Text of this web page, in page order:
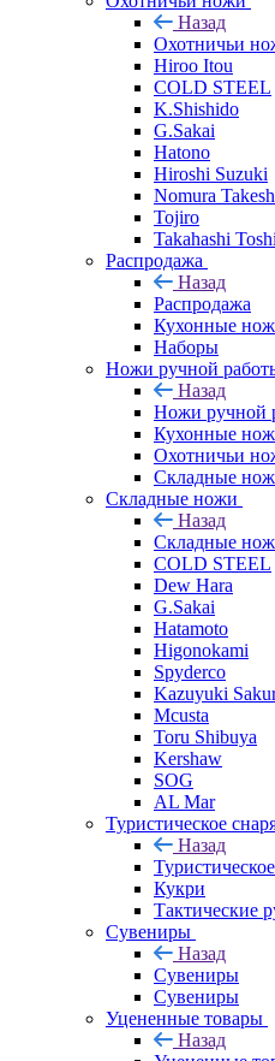
Назад
Охотничьи
Hiroo Itou
COLD STEEL
K.Shishido
G.Sakai
Hatono
Hiroshi Suzuki
Nomura
Tojiro
Takahashi
Распродажа
Назад
Распродажа
Кухонные
Наборы
Ножи ручной
Назад
Ножи ручной
Кухонные
Охотничьи
Складные
Складные ножи
Назад
Складные
COLD STEEL
Dew Hara
G.Sakai
Hatamoto
Higonokami
Spyderco
Kazuyuki
Mcusta
Toru Shibuya
Kershaw
SOG
AL Mar
Туристическое
Назад
Кукри
Тактические
Сувениры
Назад
Сувениры
Сувениры
Уцененные товары
Назад